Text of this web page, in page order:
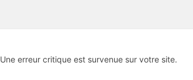
Une erreur critique est survenue sur votre site.